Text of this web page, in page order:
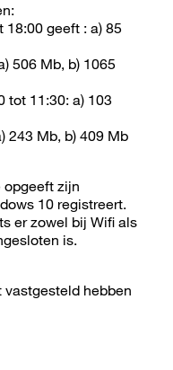
18:00 geeft : a) 85
506 Mb, b) 1065
tot 11:30: a) 103
243 Mb, b) 409 Mb
opgeeft zijn
10 registreert.
er zowel bij Wifi als
is.
hebben